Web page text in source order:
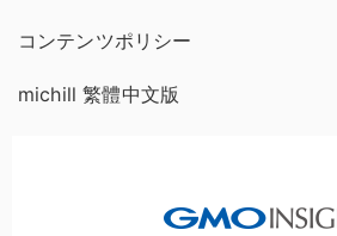
コンテンツポリシー
michill 繁體中文版